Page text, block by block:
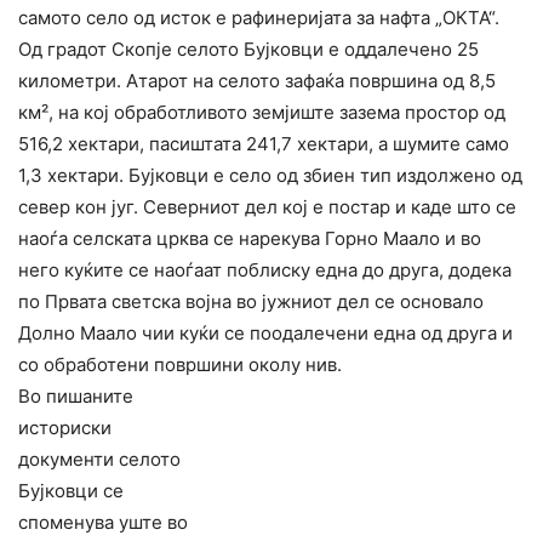
самото село од исток е рафинеријата за нафта „ОКТА“.
Од градот Скопје селото Бујковци е оддалечено 25
километри. Атарот на селото зафаќа површина од 8,5
км², на кој обработливото земјиште зазема простор од
516,2 хектари, пасиштата 241,7 хектари, а шумите само
1,3 хектари. Бујковци е село од збиен тип издолжено од
север кон југ. Северниот дел кој е постар и каде што се
наоѓа селската црква се нарекува Горно Маало и во
него куќите се наоѓаат поблиску една до друга, додека
по Првата светска војна во јужниот дел се основало
Долно Маало чии куќи се поодалечени една од друга и
со обработени површини околу нив.
Во пишаните
историски
документи селото
Бујковци се
споменува уште во